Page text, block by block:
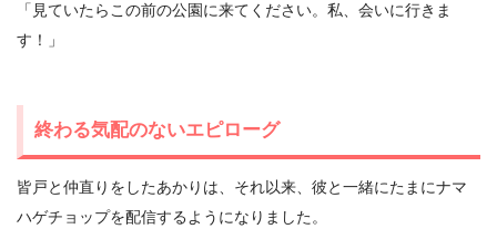
「見ていたらこの前の公園に来てください。私、会いに行きま
す！」
終わる気配のないエピローグ
皆戸と仲直りをしたあかりは、それ以来、彼と一緒にたまにナマ
ハゲチョップを配信するようになりました。